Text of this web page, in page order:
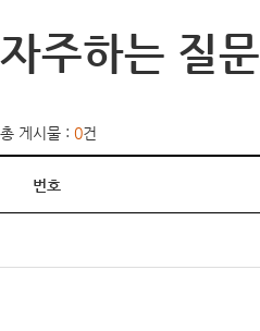
자주하는 질문
총 게시물 : 0건
번호